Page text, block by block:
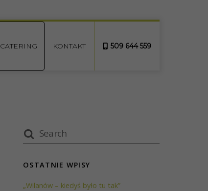
CATERING KONTAKT 509 644 559
OSTATNIE WPISY
„Wilanów – kiedyś było tu tak”